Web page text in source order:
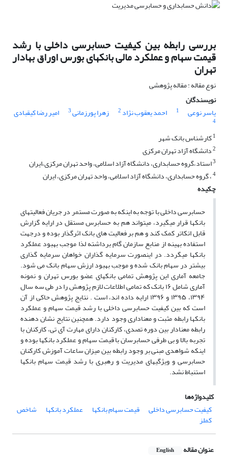
بررسی رابطه بین کیفیت حسابرسی داخلی با رشد
قیمت سهام و عملکرد مالی بانکهای بورس اوراق بهادار
تهران
نوع مقاله : مقاله پژوهشی
نویسندگان
یاسر نوعی
1 احمد یعقوب نژاد 2 زهرا پورزمانی3 امیر رضا کیقبادی
4
1کارشناس بانک شهر
2دانشگاه آزاد تهران مرکزی
3استاد،گروه حسابداری، دانشگاه آزاد اسلامی، واحد تهران مرکزی،ایران
4، گروه حسابداری، دانشگاه آزاد اسلامی، واحد تهران مرکزی، ایران
چکیده
حسابرسی داخلی با توجه به اینکه به صورت مستمر در جریان فعالیتهای
بانکها قرار میگیرد، میتواند هم به حسابرس مستقل در ارایه گزارش
قابل اتکاتر کمک کند و هم بر فعالیت های بانک اثرگذار بوده و درجهت
استفاده بهینه از منابع سازمان گام برداشته لذا موجب بهبود عملکرد
بانکها میگردد. در اینصورت سرمایه گذاران خواهان سرمایه گذاری
بیشتر در سهام بانک شده و موجب بهبود ارزش سهام بانک می شود.
جامعه آماری این پژوهش تمامی بانکهای عضو بورس تهران و نمونه
آماری شامل ۱۶ بانک که تمامی اطلاعات لازم پژوهش را در طی سه سال
۱۳۹۴، ۱۳۹۵ و ۱۳۹۶ ارایه داده اند، است . نتایج پژوهش حاکی از آن
است که بین کیفیت حسابرسی داخلی با رشد قیمت سهام و عملکرد
بانکها رابطه مثبت و معناداری وجود دارد. همچنین نتایج نشان دهنده
رابطه معنادار بین دوره تصدی، کارکنان دارای مهارت آی تی، کارکنان با
تجربه بالا و بی طرفی حسابرسان با قیمت سهام و عملکرد بانکها بوده و
اینکه شواهدی مبنی بر وجود رابطه بین میزان ساعات آموزش کارکنان
حسابرسی و ویژگیهای مدیریت و رهبری با رشد قیمت سهام بانکها
استنباط نشد.
کلیدواژه‌ها
کیفیت حسابرسی داخلی
قیمت سهام بانکها عملکرد بانکها شاخص
کملز
عنوان مقاله English